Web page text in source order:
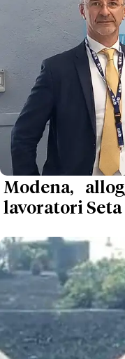
Modena,
lavoratori Seta